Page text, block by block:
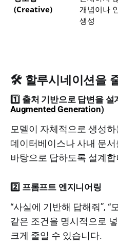
(Creative)
개념이나
생성
🛠️ 할루시네이션을
1️⃣ 출처 기반으로 답변을 설
Augmented Generation)
모델이 자체적으로 생성
데이터베이스나 사내 문
바탕으로 답하도록 설계합
2️⃣ 프롬프트 엔지니어링
“사실에 기반해 답해줘”, “
같은 조건을 명시적으로
크게 줄일 수 있습니다.